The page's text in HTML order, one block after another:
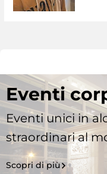
Eventi
Eventi unici in
straordinari al
Scopri di più